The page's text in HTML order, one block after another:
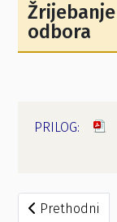
odbora
Prethodni
Prethodni